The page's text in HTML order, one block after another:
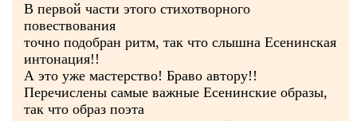
В первой части этого стихотворного
повествования
точно подобран ритм, так что слышна Есенинская
интонация!!
А это уже мастерство! Браво автору!!
Перечислены самые важные Есенинские образы,
так что образ поэта